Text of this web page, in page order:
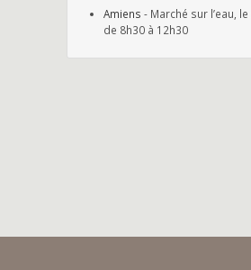
Amiens - Marché sur l’eau,
de 8h30 à 12h30